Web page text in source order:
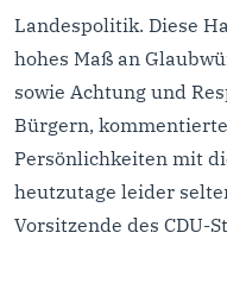
Landespolitik. Diese
hohes Maß an
sowie Achtung und
Bürgern,
Persönlichkeiten mit
heutzutage leider
Vorsitzende des CDU-